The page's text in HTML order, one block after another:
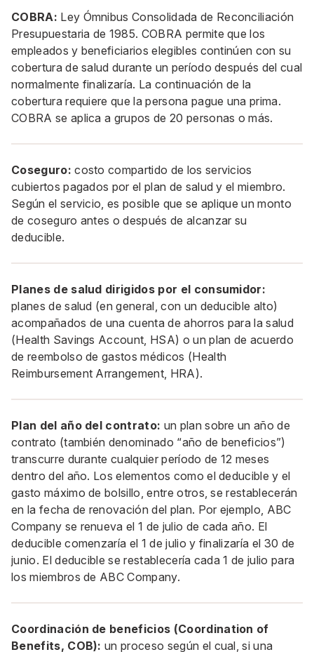
COBRA: Ley Ómnibus Consolidada de Reconciliación
Presupuestaria de 1985. COBRA permite que los
empleados y beneficiarios elegibles continúen con su
cobertura de salud durante un período después del cual
normalmente finalizaría. La continuación de la
cobertura requiere que la persona pague una prima.
COBRA se aplica a grupos de 20 personas o más.
Coseguro: costo compartido de los servicios
cubiertos pagados por el plan de salud y el miembro.
Según el servicio, es posible que se aplique un monto
de coseguro antes o después de alcanzar su
deducible.
Planes de salud dirigidos por el consumidor:
planes de salud (en general, con un deducible alto)
acompañados de una cuenta de ahorros para la salud
(Health Savings Account, HSA) o un plan de acuerdo
de reembolso de gastos médicos (Health
Reimbursement Arrangement, HRA).
Plan del año del contrato: un plan sobre un año de
contrato (también denominado “año de beneficios”)
transcurre durante cualquier período de 12 meses
dentro del año. Los elementos como el deducible y el
gasto máximo de bolsillo, entre otros, se restablecerán
en la fecha de renovación del plan. Por ejemplo, ABC
Company se renueva el 1 de julio de cada año. El
deducible comenzaría el 1 de julio y finalizaría el 30 de
junio. El deducible se restablecería cada 1 de julio para
los miembros de ABC Company.
Coordinación de beneficios (Coordination of
Benefits, COB): un proceso según el cual, si una